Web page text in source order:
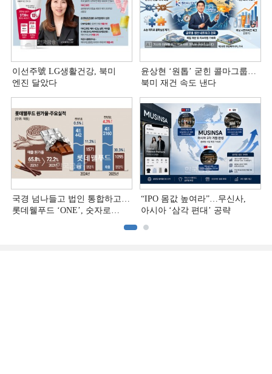
이선주號 LG생활건강, 북미
엔진 달았다
윤상현 ‘원톱ʼ 굳힌 콜마그룹…
북미 재건 속도 낸다
국경 넘나들고 법인 통합하고…
롯데웰푸드 ‘ONE’, 숫자로
“IPO 몸값 높여라”…무신사,
아시아 ‘삼각 편대’ 공략